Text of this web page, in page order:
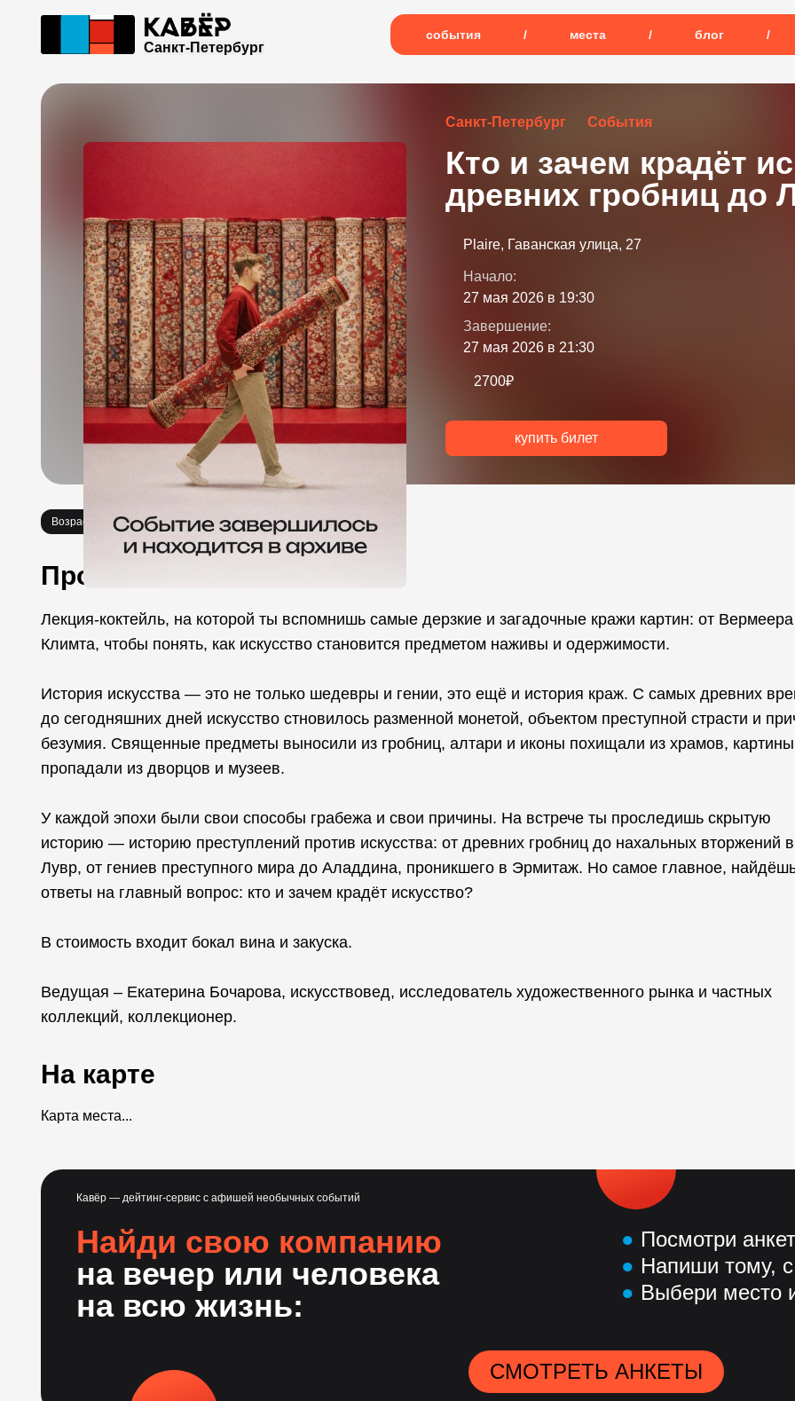
Санкт-Петербург
события / места / блог /
Санкт-Петербург События
Кто и зачем крадёт
древних гробниц до
купить билет
Plaire, Гаванская улица, 27
Начало:
27 мая 2026 в 19:30
Завершение:
27 мая 2026 в 21:30
2700₽
Возраст 18+ Еда
Про событие
Лекция-коктейль, на которой ты вспомнишь самые дерзкие и загадочные кражи картин: от
Климта, чтобы понять, как искусство становится предметом наживы и одержимости.
История искусства — это не только шедевры и гении, это ещё и история краж. С самых древних
до сегодняшних дней искусство стновилось разменной монетой, объектом преступной страсти и
безумия. Священные предметы выносили из гробниц, алтари и иконы похищали из храмов, картины
пропадали из дворцов и музеев.
У каждой эпохи были свои способы грабежа и свои причины. На встрече ты проследишь скрытую
историю — историю преступлений против искусства: от древних гробниц до нахальных вторжений в
Лувр, от гениев преступного мира до Аладдина, проникшего в Эрмитаж. Но самое главное,
ответы на главный вопрос: кто и зачем крадёт искусство?
В стоимость входит бокал вина и закуска.
Ведущая – Екатерина Бочарова, искусствовед, исследователь художественного рынка и частных
коллекций, коллекционер.
На карте
Карта места...
Кавёр — дейтинг-сервис с афишей необычных событий
Найди свою компанию
на вечер или человека
на всю жизнь:
● Посмотри
● Напиши тому,
● Выбери место
СМОТРЕТЬ АНКЕТЫ